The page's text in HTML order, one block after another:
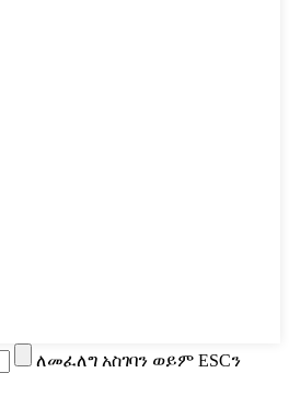
ለመፈለግ አስገባን ወይም ESCን